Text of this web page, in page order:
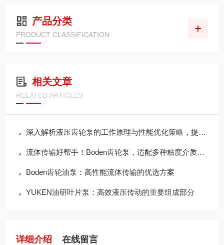
产品分类
PRODUCT CLASSIFICATION
相关文章
RELATED ARTICLES
深入解析液压齿轮泵的工作原理与性能优化策略，提升液压系统效率
流体传输好帮手！Boden齿轮泵，适配多种粘度介质，输送效率拉满
Boden齿轮油泵：高性能流体传输的优选方案
YUKEN油研叶片泵：高效液压传动的重要组成部分
详细介绍 在线留言